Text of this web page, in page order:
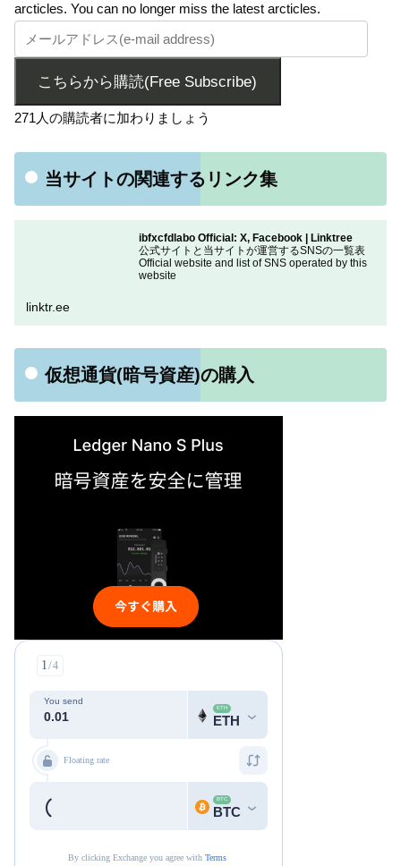
arcticles. You can no longer miss the latest arcticles.
こちらから購読(Free Subscribe)
271人の購読者に加わりましょう
当サイトの関連するリンク集
ibfxcfdlabo Official: X, Facebook | Linktree
公式サイトと当サイトが運営するSNSの一覧表
Official website and list of SNS operated by this
website
linktr.ee
仮想通貨(暗号資産)の購入